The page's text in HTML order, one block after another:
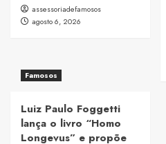
assessoriadefamosos
agosto 6, 2026
Famosos
Luiz Paulo Foggetti
lança o livro “Homo
Longevus” e propõe